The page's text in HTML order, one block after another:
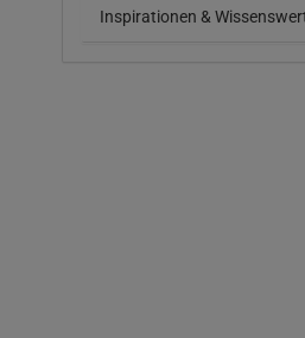
Inspirationen &